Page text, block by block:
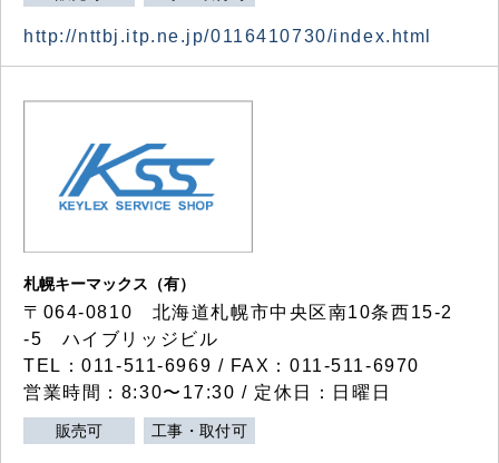
http://nttbj.itp.ne.jp/0116410730/index.html
札幌キーマックス（有）
〒064-0810 北海道札幌市中央区南10条西15-2
-5 ハイブリッジビル
TEL：011-511-6969 / FAX：011-511-6970
営業時間：8:30〜17:30 / 定休日：日曜日
販売可 工事・取付可